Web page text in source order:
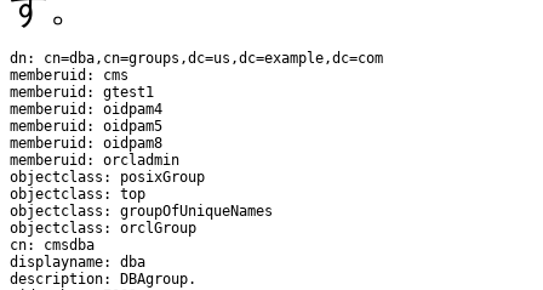
dn: cn=dba,cn=groups,dc=us,dc=example,dc=com
memberuid: cms
memberuid: gtest1
memberuid: oidpam4
memberuid: oidpam5
memberuid: oidpam8
memberuid: orcladmin
objectclass: posixGroup
objectclass: top
objectclass: groupOfUniqueNames
objectclass: orclGroup
cn: cmsdba
displayname: dba
description: DBAgroup.